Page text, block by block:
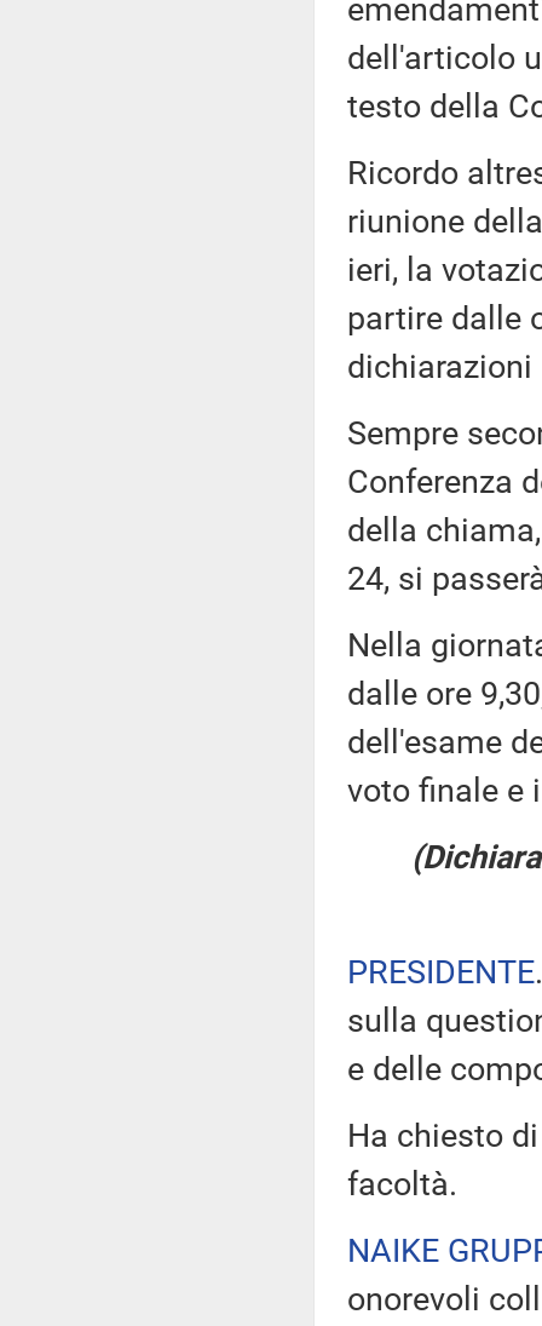
dell'articolo
testo della
Ricordo
riunione
ieri, la
partire dalle
dichiarazioni
Sempre
Conferenza
della
24, si
Nella
dalle ore
dell'esame
voto finale e
PRESIDENTE
sulla
e delle
Ha chiesto
facoltà.
NAIKE
onorevoli